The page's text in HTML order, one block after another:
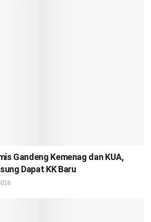
Gandeng Kemenag dan KUA,
Dapat KK Baru